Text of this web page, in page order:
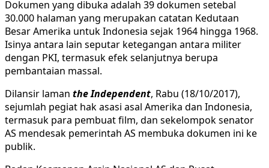
Dokumen yang dibuka adalah 39 dokumen setebal
30.000 halaman yang merupakan catatan Kedutaan
Besar Amerika untuk Indonesia sejak 1964 hingga 1968.
Isinya antara lain seputar ketegangan antara militer
dengan PKI, termasuk efek selanjutnya berupa
pembantaian massal.
Dilansir laman the Independent, Rabu (18/10/2017),
sejumlah pegiat hak asasi asal Amerika dan Indonesia,
termasuk para pembuat film, dan sekelompok senator
AS mendesak pemerintah AS membuka dokumen ini ke
publik.